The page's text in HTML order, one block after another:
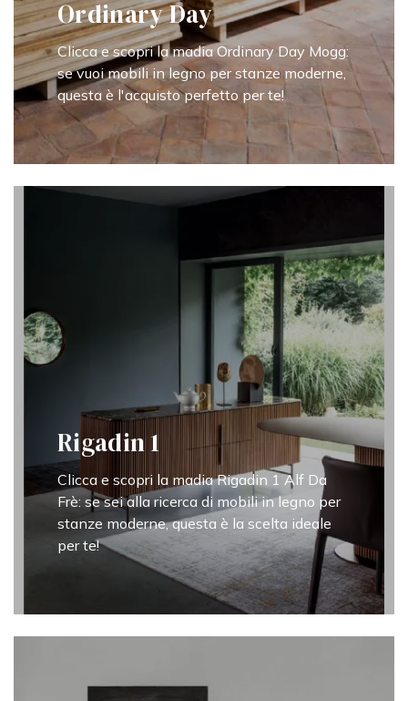
Ordinary Day
Clicca e scopri la madia Ordinary Day Mogg:
se vuoi mobili in legno per stanze moderne,
questa è l'acquisto perfetto per te!
Rigadin 1
Clicca e scopri la madia Rigadin 1 Alf Da
Frè: se sei alla ricerca di mobili in legno per
stanze moderne, questa è la scelta ideale
per te!